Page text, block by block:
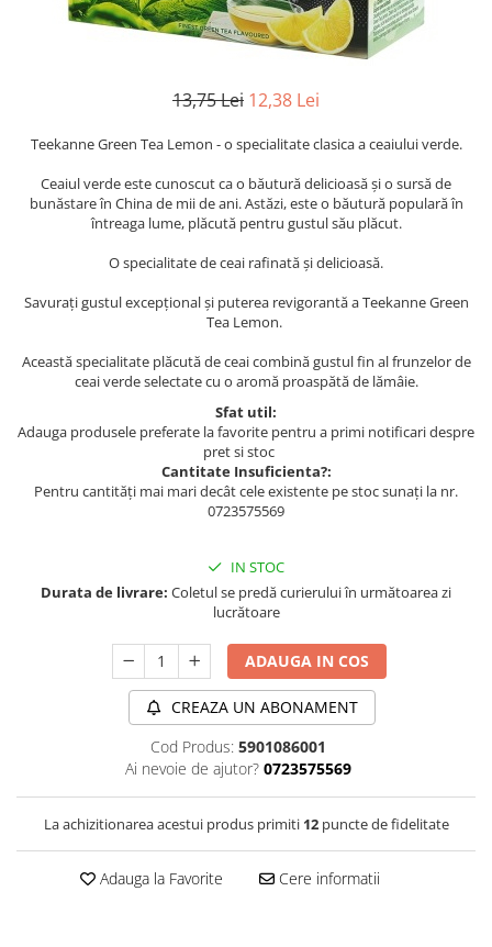
13,75 Lei 12,38 Lei
Teekanne Green Tea Lemon - o specialitate clasica a ceaiului verde.
Ceaiul verde este cunoscut ca o băutură delicioasă și o sursă de
bunăstare în China de mii de ani. Astăzi, este o băutură populară în
întreaga lume, plăcută pentru gustul său plăcut.
O specialitate de ceai rafinată și delicioasă.
Savurați gustul excepțional și puterea revigorantă a Teekanne Green
Tea Lemon.
Această specialitate plăcută de ceai combină gustul fin al frunzelor de
ceai verde selectate cu o aromă proaspătă de lămâie.
Sfat util:
Adauga produsele preferate la favorite pentru a primi notificari despre
pret si stoc
Cantitate Insuficienta?:
Pentru cantități mai mari decât cele existente pe stoc sunați la nr.
0723575569
IN STOC
Durata de livrare: Coletul se predă curierului în următoarea zi
lucrătoare
ADAUGA IN COS
CREAZA UN ABONAMENT
Cod Produs: 5901086001
Ai nevoie de ajutor? 0723575569
La achizitionarea acestui produs primiti 12puncte de fidelitate
Adauga la Favorite Cere informatii